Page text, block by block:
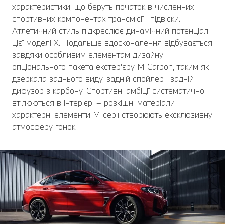
характеристики, що беруть початок в численних
спортивних компонентах трансмісії і підвіски.
Атлетичний стиль підкреслює динамічний потенціал
цієї моделі X. Подальше вдосконалення відбувається
завдяки особливим елементам дизайну
опціонального пакета екстер'єру M Carbon, таким як
дзеркала заднього виду, задній спойлер і задній
дифузор з карбону. Спортивні амбіції систематично
втілюються в інтер'єрі – розкішні матеріали і
характерні елементи M серії створюють ексклюзивну
атмосферу гонок.